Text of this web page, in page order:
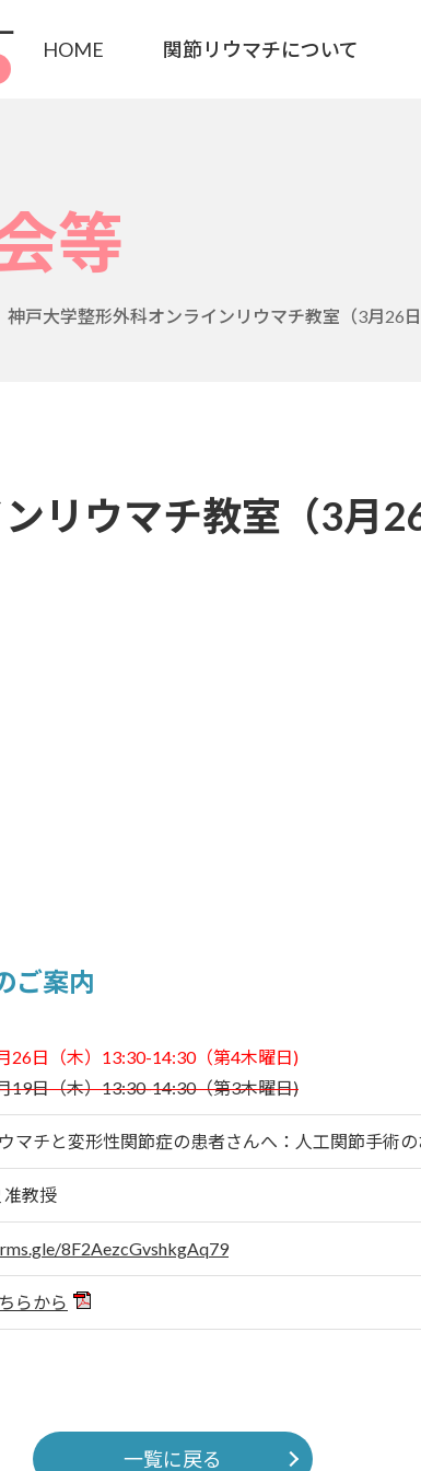
HOME 関節リウマチについて
等
神戸大学整形外科オンラインリウマチ教室（3月26
リウマチ教室（3月26
ご案内
26日（木）13:30-14:30（第4木曜日)
19日（木）13:30-14:30（第3木曜日)
ウマチと変形性関節症の患者さんへ：人工関節手術
准教授
8F2AezcGvshkgAq79
らから
一覧に戻る